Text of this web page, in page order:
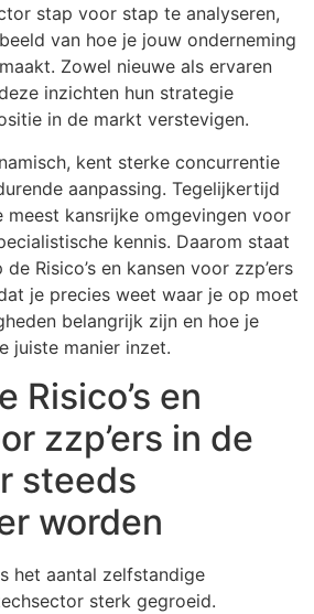
stap voor stap te analyseren,
van hoe je jouw onderneming
Zowel nieuwe als ervaren
inzichten hun strategie
in de markt verstevigen.
kent sterke concurrentie
aanpassing. Tegelijkertijd
meest kansrijke omgevingen voor
kennis. Daarom staat
Risico’s en kansen voor zzp’ers
je precies weet waar je op moet
belangrijk zijn en hoe je
juiste manier inzet.
Risico’s en
zzp’ers in de
steeds
worden
het aantal zelfstandige
sterk gegroeid.